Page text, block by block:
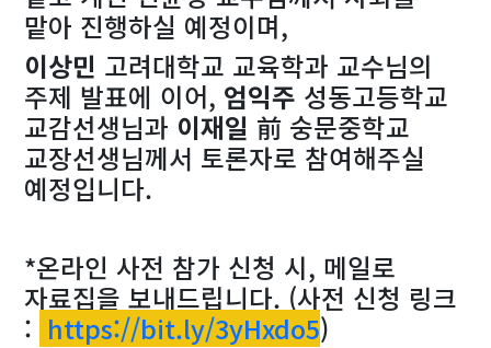
맡아 진행하실 예정이며,
이상민 고려대학교 교육학과 교수님의
주제 발표에 이어, 엄익주 성동고등학교
교감선생님과 이재일 前 숭문중학교
교장선생님께서 토론자로 참여해주실
예정입니다.
*온라인 사전 참가 신청 시, 메일로
자료집을 보내드립니다. (사전 신청 링크
: https://bit.ly/3yHxdo5)